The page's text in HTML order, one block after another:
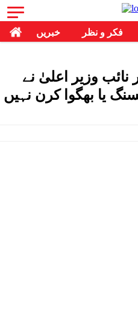
خبریں فکر و نظر
نائب وزیر اعلیٰ نے
یا بھگوا کرن نہیں